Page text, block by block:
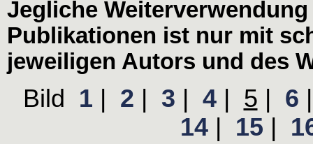
Jegliche
Publikationen ist nur mit
jeweiligen Autors und des
Bild 1 | 2 | 3 | 4| 5 | 6
14 | 15 |